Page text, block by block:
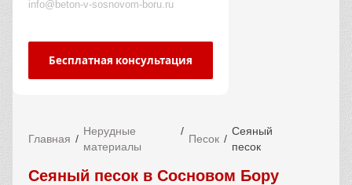
info@beton-v-sosnovom-boru.ru
Бесплатная консультация
Главная
Нерудные
материалы
Песок
Сеяный
песок
Сеяный песок в Сосновом Бору